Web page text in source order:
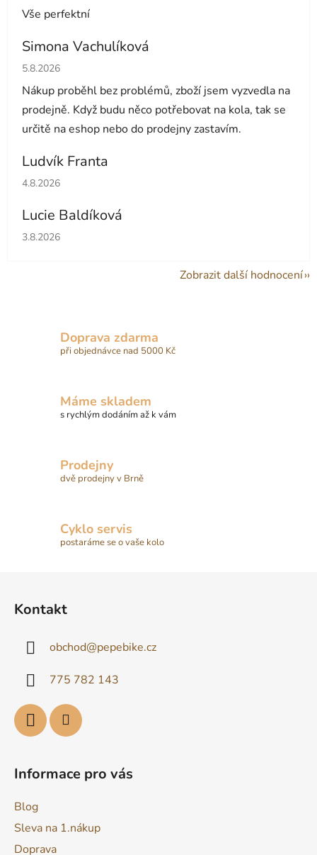
Vše perfektní
Simona Vachulíková
Hodnocení obchodu je 5 z 5 hvězdiček.
5.8.2026
Nákup proběhl bez problémů, zboží jsem vyzvedla na
prodejně. Když budu něco potřebovat na kola, tak se
určitě na eshop nebo do prodejny zastavím.
Ludvík Franta
Hodnocení obchodu je 5 z 5 hvězdiček.
4.8.2026
Lucie Baldíková
Hodnocení obchodu je 5 z 5 hvězdiček.
3.8.2026
Zobrazit další hodnocení
Doprava zdarma
při objednávce nad 5000 Kč
Máme skladem
s rychlým dodáním až k vám
Prodejny
dvě prodejny v Brně
Cyklo servis
postaráme se o vaše kolo
Kontakt
obchod@pepebike.cz
775 782 143
Informace pro vás
Blog
Sleva na 1.nákup
Doprava